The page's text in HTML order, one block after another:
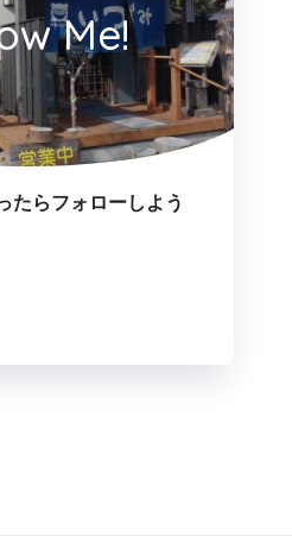
Me!
たらフォローしよう